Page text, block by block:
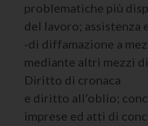
problematiche più
del lavoro; assistenza
-di diffamazione a
mediante altri mezzi
Diritto di cronaca
e diritto all’oblio;
imprese ed atti di